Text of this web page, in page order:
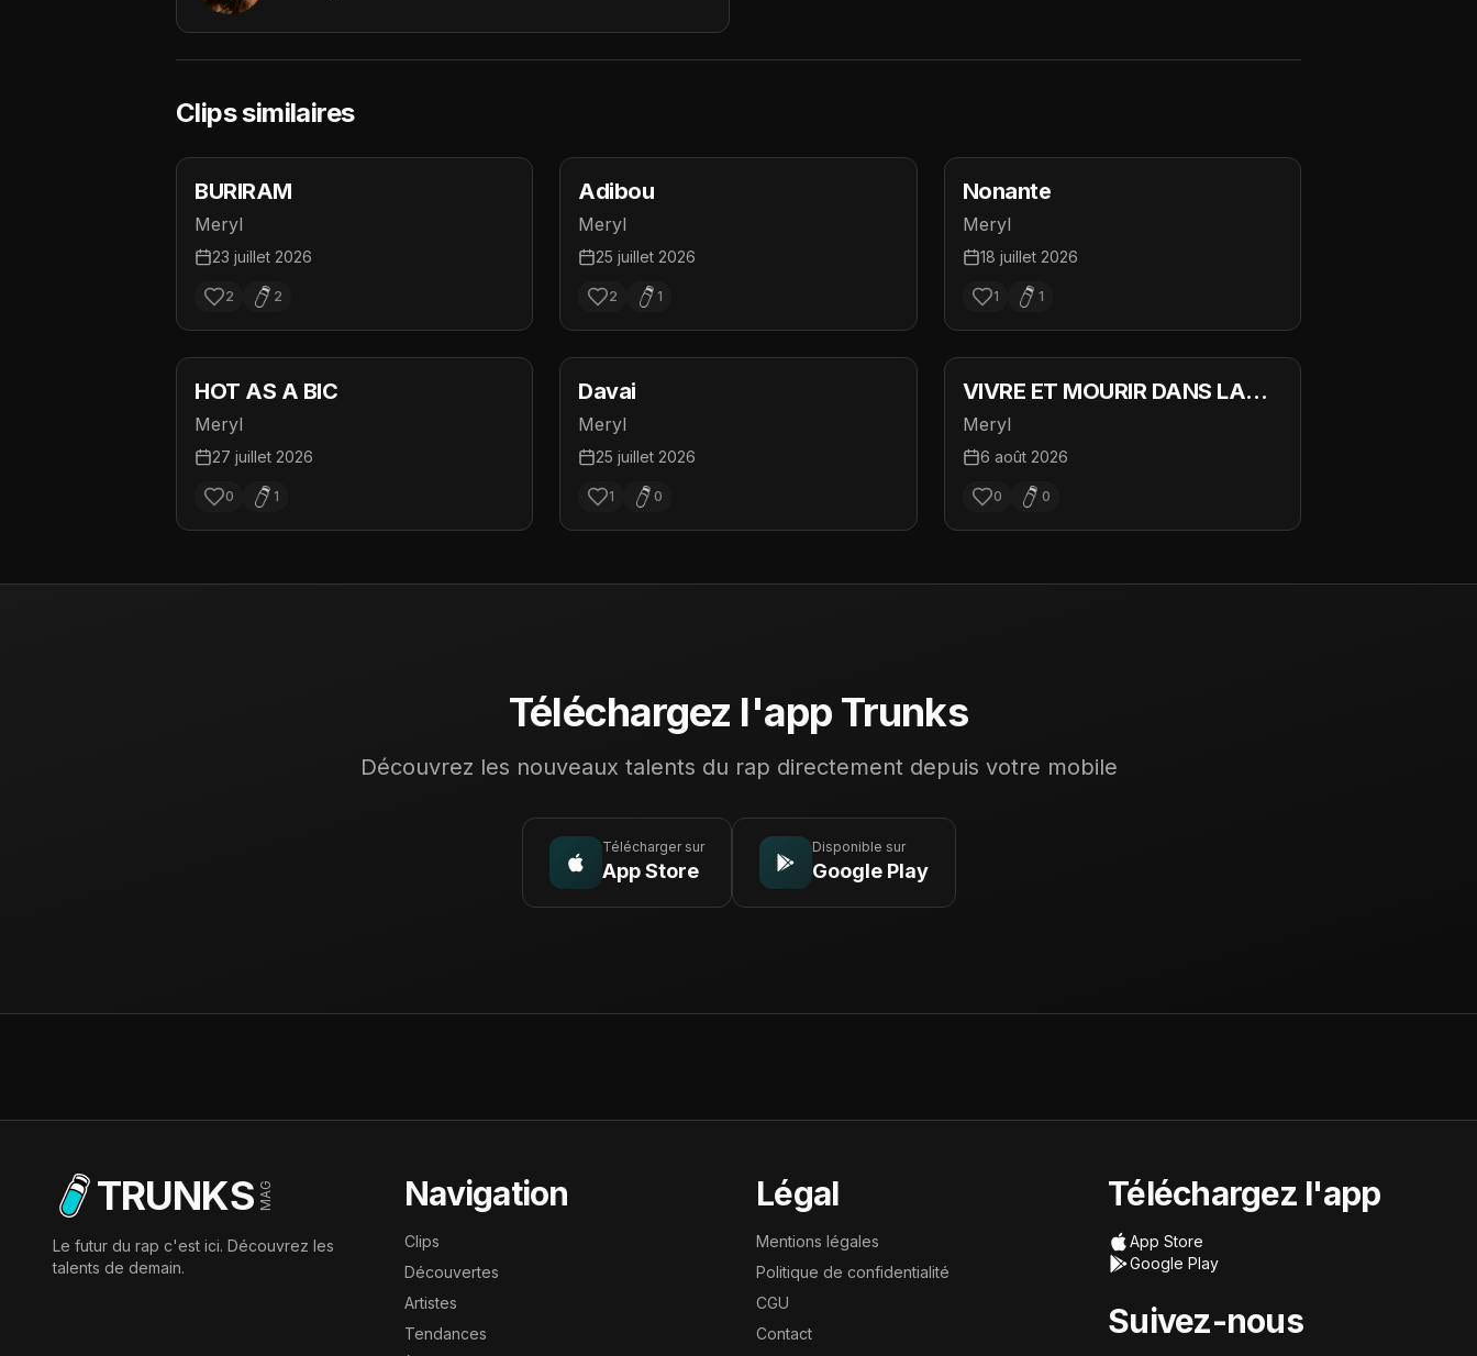
Clips similaires
BURIRAM
Meryl
23 juillet 2026
2 2
Adibou
Meryl
25 juillet 2026
2 1
Nonante
Meryl
18 juillet 2026
1 1
HOT AS A BIC
Meryl
27 juillet 2026
0 1
Davai
Meryl
25 juillet 2026
1 0
VIVRE ET MOURIR DANS LA
DIAGONALE
Meryl
6 août 2026
0 0
Téléchargez l'app Trunks
Découvrez les nouveaux talents du rap directement depuis votre mobile
Télécharger sur
App Store
Disponible sur
Google Play
TRUNKS MAG
Le futur du rap c'est ici. Découvrez les
talents de demain.
Navigation
Clips
Découvertes
Artistes
Tendances
Légal
Mentions légales
Politique de confidentialité
CGU
Contact
Téléchargez l'app
App Store
Google Play
Suivez-nous